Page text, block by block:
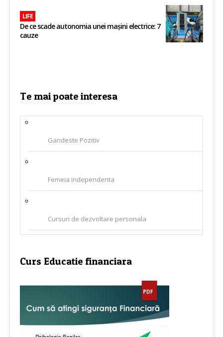
LIFE
De ce scade autonomia unei mașini electrice: 7
cauze
Te mai poate interesa
Gandeste Pozitiv
Femeia Independenta
Cursuri de dezvoltare personala
Curs Educatie financiara